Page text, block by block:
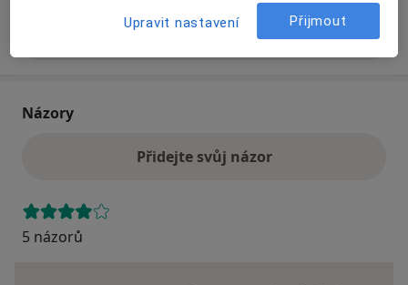
Názory
Přidejte svůj názor
5 názorů
Upravit nastavení Přijmout